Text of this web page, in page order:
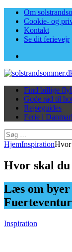
Om
Cookie- og
Kontakt
Se dit ferievejr
Find billige
Gode råd til
Rejseguides
Ferie i
Søg
efter:
HjemInspirationHvor
Hvor skal
Læs om
Inspiration